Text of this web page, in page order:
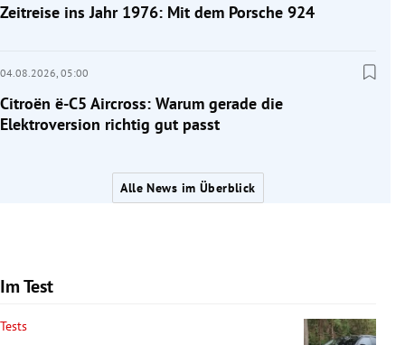
Zeitreise ins Jahr 1976: Mit dem Porsche 924
04.08.2026, 05:00
Citroën ë-C5 Aircross: Warum gerade die
Elektroversion richtig gut passt
Alle News im Überblick
Im Test
Tests